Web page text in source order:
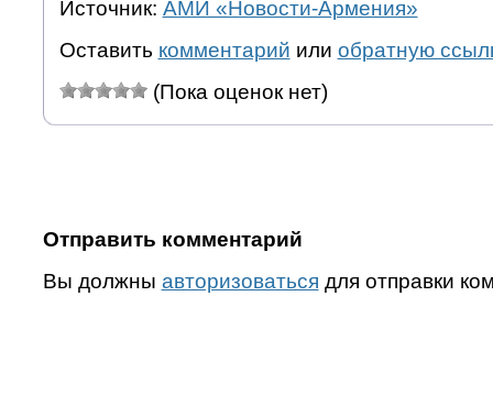
Источник: АМИ «Новости-Армения»
Оставить комментарий или обратную
(Пока оценок нет)
Отправить комментарий
Вы должны авторизоваться для отправки